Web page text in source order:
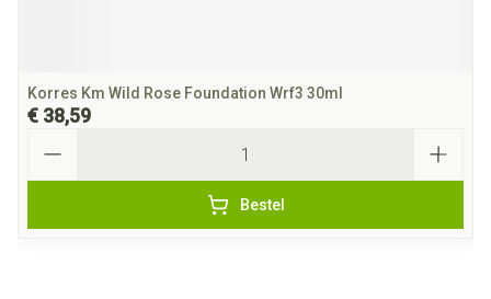
Korres Km Wild Rose Foundation Wrf3 30ml
€ 38,59
Bestel